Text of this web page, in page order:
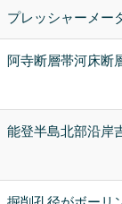
プレッシャーメー
阿寺断層帯河床断
能登半島北部沿岸